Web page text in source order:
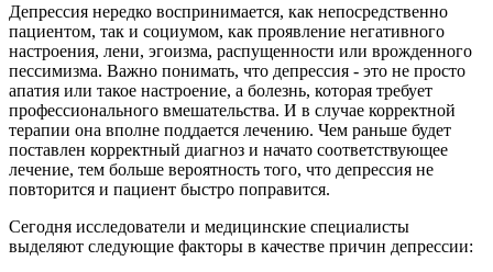
Депрессия нередко воспринимается, как непосредственно
пациентом, так и социумом, как проявление негативного
настроения, лени, эгоизма, распущенности или врожденного
пессимизма. Важно понимать, что депрессия - это не просто
апатия или такое настроение, а болезнь, которая требует
профессионального вмешательства. И в случае корректной
терапии она вполне поддается лечению. Чем раньше будет
поставлен корректный диагноз и начато соответствующее
лечение, тем больше вероятность того, что депрессия не
повторится и пациент быстро поправится.
Сегодня исследователи и медицинские специалисты
выделяют следующие факторы в качестве причин депрессии: